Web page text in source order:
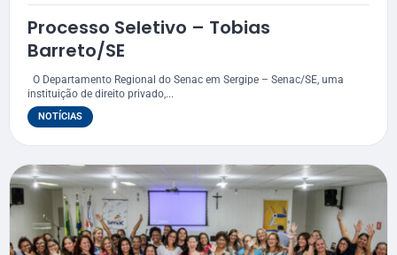
Processo Seletivo – Tobias
Barreto/SE
O Departamento Regional do Senac em Sergipe – Senac/SE, uma
instituição de direito privado,...
NOTÍCIAS